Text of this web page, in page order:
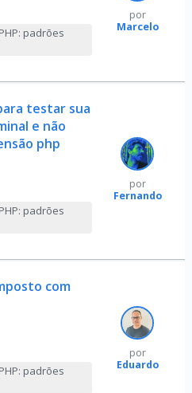
padrões
por
Marcelo
testar sua
e não
php
padrões
por
Fernando
com
padrões
por
Eduardo